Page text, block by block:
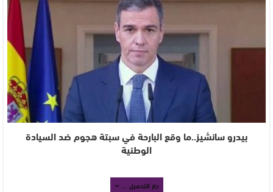
بيدرو سانشيز..ما وقع البارحة في سبتة هجوم ضد السيادة
الوطنية
جار التحميل ...